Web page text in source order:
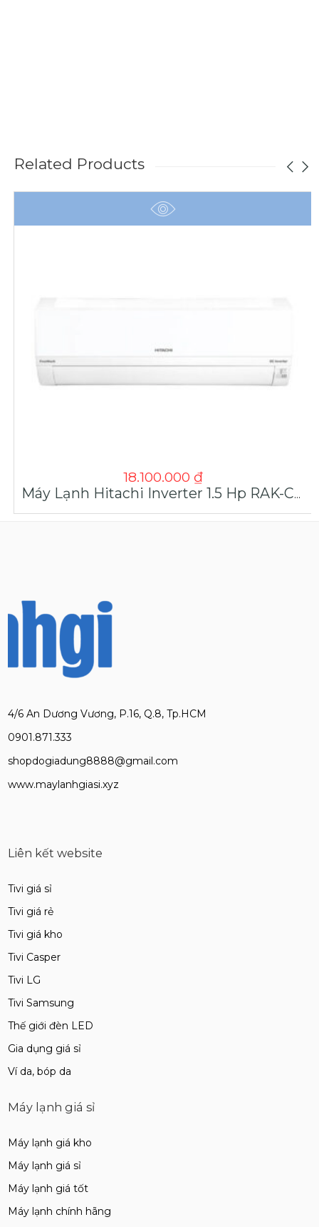
Related Products
18.100.000 ₫
Máy Lạnh Hitachi Inverter 1.5 Hp RAK-CH13PCASV | Máy Lạnh Giá Sỉ
4/6 An Dương Vương, P.16, Q.8, Tp.HCM
0901.871.333
shopdogiadung8888@gmail.com
www.maylanhgiasi.xyz
Liên kết website
Tivi giá sỉ
Tivi giá rẻ
Tivi giá kho
Tivi Casper
Tivi LG
Tivi Samsung
Thế giới đèn LED
Gia dụng giá sỉ
Ví da, bóp da
Máy lạnh giá sỉ
Máy lạnh giá kho
Máy lạnh giá sỉ
Máy lạnh giá tốt
Máy lạnh chính hãng